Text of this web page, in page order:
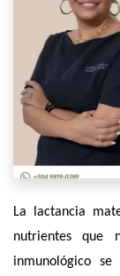
La lactancia
nutrientes que
inmunológico